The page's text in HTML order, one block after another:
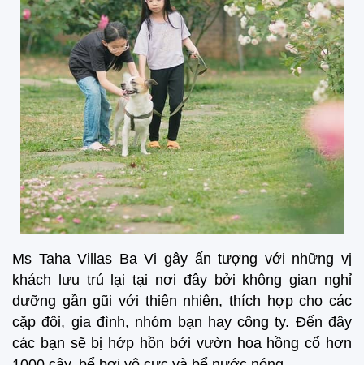
Ms Taha Villas Ba Vi gây ấn tượng với những vị
khách lưu trú lại tại nơi đây bởi không gian nghỉ
dưỡng gần gũi với thiên nhiên, thích hợp cho các
cặp đôi, gia đình, nhóm bạn hay công ty. Đến đây
các bạn sẽ bị hớp hồn bởi vườn hoa hồng cổ hơn